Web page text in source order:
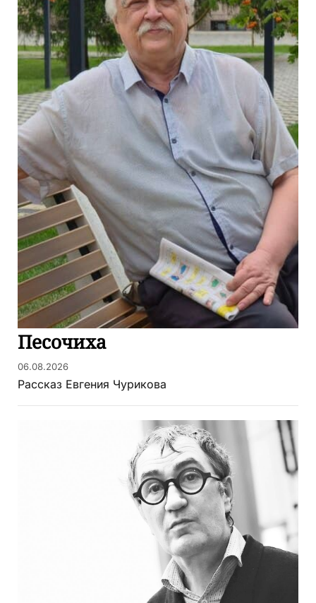
Песочиха
06.08.2026
Рассказ Евгения Чурикова